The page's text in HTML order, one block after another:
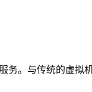
务。与传统的虚拟